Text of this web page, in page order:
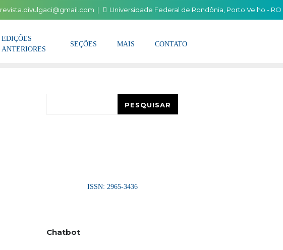
revista.divulgaci@gmail.com Universidade Federal de Rondônia, Porto Velho - RO
EDIÇÕES
ANTERIORES
SEÇÕES MAIS CONTATO
PESQUISAR
ISSN: 2965-3436
Chatbot